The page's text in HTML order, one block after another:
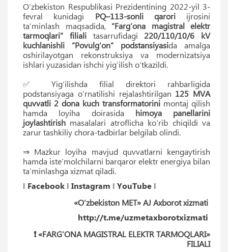
O‘zbekiston Respublikasi Prezidentining 2022-yil 3-
fevral kunidagi PQ–113-sonli qaroriijrosini
ta’minlash maqsadida, “Farg‘ona magistral elektr
tarmoqlari” filialitasarrufidagi220/110/10/6 kV
kuchlanishli “Povulg‘on” podstansiyasida amalga
oshirilayotgan rekonstruksiya va modernizatsiya
ishlari yuzasidan ishchi yig‘ilish o‘tkazildi.
✅ Yig‘ilishda filial direktori rahbarligida
podstansiyaga o‘rnatilishi rejalashtirilgan 125 MVA
quvvatli 2 dona kuch transformatorini montaj qilish
hamda loyiha doirasida himoya panellarini
joylashtirish masalalari atroflicha ko‘rib chiqildi va
zarur tashkiliy chora-tadbirlar belgilab olindi.
⇒ Mazkur loyiha mavjud quvvatlarni kengaytirish
hamda iste’molchilarni barqaror elektr energiya bilan
ta’minlashga xizmat qiladi.
‖ Facebook ‖ Instagram ‖ YouTube ‖
«O‘zbekiston MET» AJ Axborot xizmati
http://t.me/uzmetaxborotxizmati
❗️ «FARG’ONA MAGISTRAL ELEKTR TARMOQLARI»
FILIALI